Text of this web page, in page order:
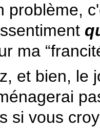
problème,
ma
et bien, le
si vous